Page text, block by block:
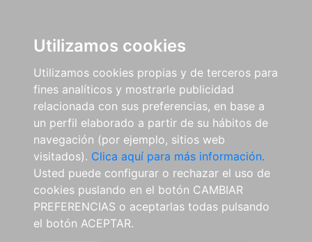
Utilizamos cookies
Utilizamos cookies propias y de terceros para
fines analíticos y mostrarle publicidad
relacionada con sus preferencias, en base a
un perfil elaborado a partir de su hábitos de
navegación (por ejemplo, sitios web
visitados). Clica aquí para más información.
Usted puede configurar o rechazar el uso de
cookies puslando en el botón CAMBIAR
PREFERENCIAS o aceptarlas todas pulsando
el botón ACEPTAR.